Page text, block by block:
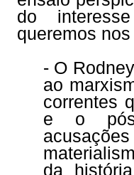
do
queremos
- O
ao
correntes
e o pós-
da